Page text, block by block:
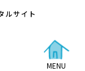
ルサイト
MENU